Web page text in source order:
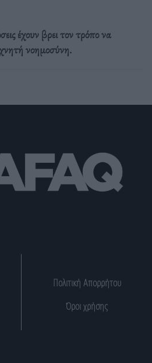
έχουν βρει τον τρόπο να
νοημοσύνη.
Πολιτική Απορρήτου
Όροι χρήσης